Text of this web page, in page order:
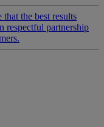
that the best results
respectful partnership